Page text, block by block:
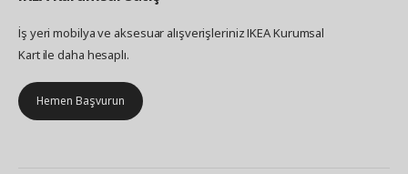
İş yeri mobilya ve aksesuar alışverişleriniz IKEA Kurumsal
Kart ile daha hesaplı.
Hemen Başvurun